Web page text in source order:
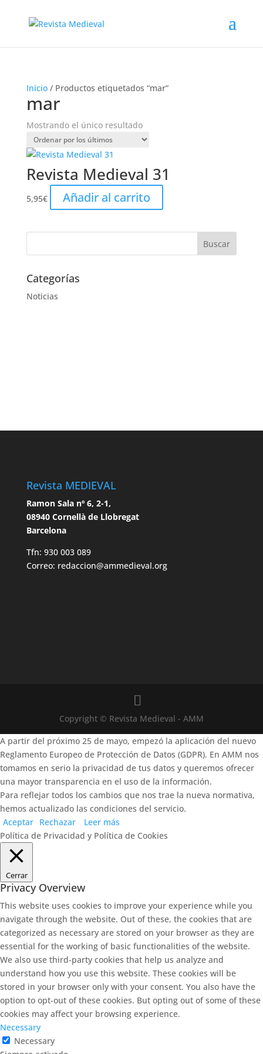
Inicio/ Productos etiquetados “mar”
mar
Mostrando el único resultado
Revista Medieval 31
5,95€ Añadir al carrito
Categorías
Noticias
Revista MEDIEVAL
Ramon Sala nº 6, 2-1,
08940 Cornellà de Llobregat
Barcelona
Tfn: 930 003 089
Correo: redaccion@ammedieval.org
Copyright © Revista Medieval - AMM
A partir del próximo 25 de mayo, empezó la aplicación del nuevo
Reglamento Europeo de Protección de Datos (GDPR). En AMM nos
tomamos en serio la privacidad de tus datos y queremos ofrecer
una mayor transparencia en el uso de la información.
Para reflejar todos los cambios que nos trae la nueva normativa,
hemos actualizado las condiciones del servicio.
Aceptar Rechazar
Leer más
Política de Privacidad y Política de Cookies
Cerrar
Privacy Overview
This website uses cookies to improve your experience while you
navigate through the website. Out of these, the cookies that are
categorized as necessary are stored on your browser as they are
essential for the working of basic functionalities of the website.
We also use third-party cookies that help us analyze and
understand how you use this website. These cookies will be
stored in your browser only with your consent. You also have the
option to opt-out of these cookies. But opting out of some of these
cookies may affect your browsing experience.
Necessary
Necessary